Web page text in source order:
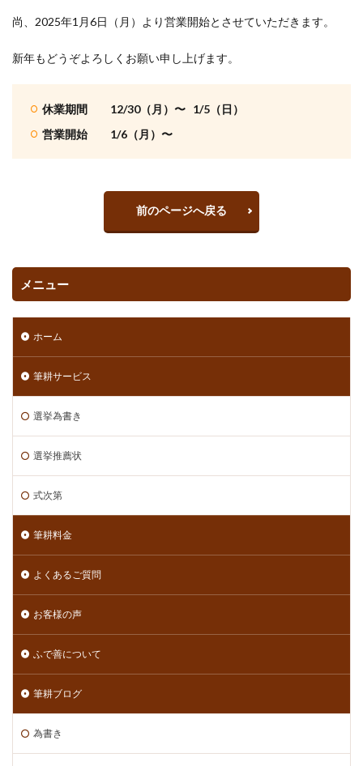
尚、2025年1月6日（月）より営業開始とさせていただきます。
新年もどうぞよろしくお願い申し上げます。
休業期間 12/30（月）〜 1/5（日）
営業開始 1/6（月）〜
前のページへ戻る
メニュー
ホーム
筆耕サービス
選挙為書き
選挙推薦状
式次第
筆耕料金
よくあるご質問
お客様の声
ふで善について
筆耕ブログ
為書き